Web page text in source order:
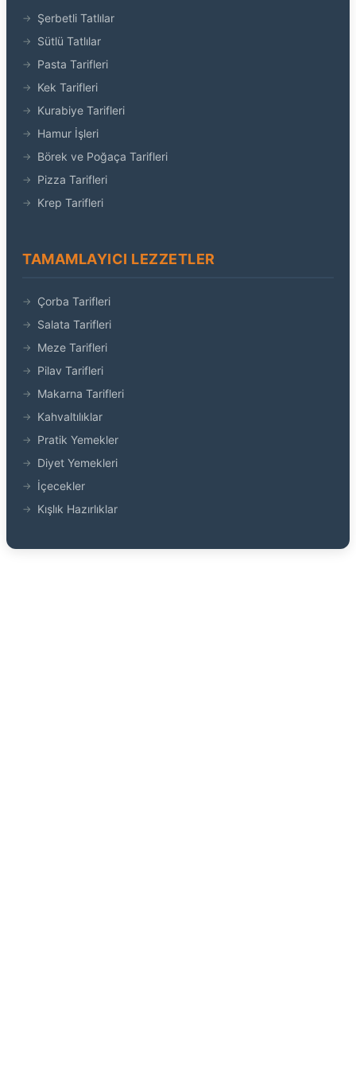
Şerbetli Tatlılar
Sütlü Tatlılar
Pasta Tarifleri
Kek Tarifleri
Kurabiye Tarifleri
Hamur İşleri
Börek ve Poğaça Tarifleri
Pizza Tarifleri
Krep Tarifleri
TAMAMLAYICI LEZZETLER
Çorba Tarifleri
Salata Tarifleri
Meze Tarifleri
Pilav Tarifleri
Makarna Tarifleri
Kahvaltılıklar
Pratik Yemekler
Diyet Yemekleri
İçecekler
Kışlık Hazırlıklar